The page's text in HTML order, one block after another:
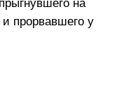
на
прорвавшего у